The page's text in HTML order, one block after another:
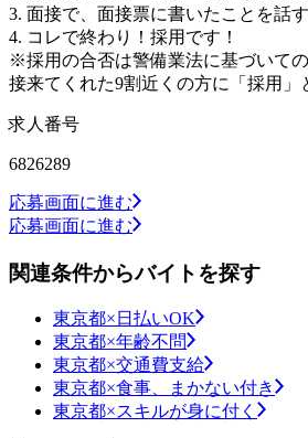
3. 面接で、面接票に書いたことを話
4. コレで終わり！採用です！
※採用の合否は警備業法に基づいて
接来てくれた9割近くの方に「採用」
求人番号
6826289
応募画面に進む
応募画面に進む
関連条件からバイトを探す
東京都×日払いOK
東京都×年齢不問
東京都×交通費支給
東京都×食事、まかない付き
東京都×スキルが身に付く